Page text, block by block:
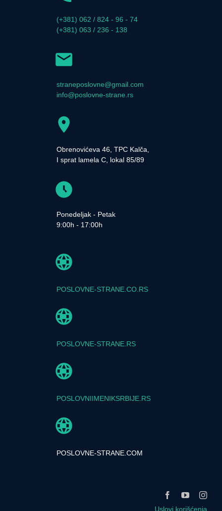
(+381) 062 / 824 - 96 - 74
(+381) 063 / 236 - 138
straneposlovne@gmail.com
info@poslovne-strane.rs
Obrenovićeva 46, TPC Kalča,
I sprat lamela C, lokal 85/89
Ponedeljak - Petak
9:00h - 17:00h
POSLOVNE-STRANE.CO.RS
POSLOVNE-STRANE.RS
POSLOVNIIMENIKSRBIJE.RS
POSLOVNE-STRANE.COM
Uslovi korišćenja